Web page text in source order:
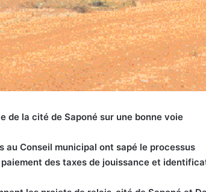
de la cité de Saponé sur une bonne voie
au Conseil municipal ont sapé le processus
paiement des taxes de jouissance et